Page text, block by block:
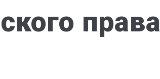
права